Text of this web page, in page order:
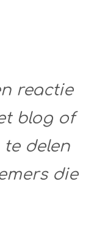
reactie
blog of
te delen
die